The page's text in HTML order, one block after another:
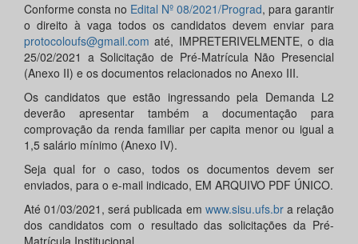
Conforme consta no Edital Nº 08/2021/Prograd, para garantir
o direito à vaga todos os candidatos devem enviar para
protocoloufs@gmail.com até, IMPRETERIVELMENTE, o dia
25/02/2021 a Solicitação de Pré-Matrícula Não Presencial
(Anexo II) e os documentos relacionados no Anexo III.
Os candidatos que estão ingressando pela Demanda L2
deverão apresentar também a documentação para
comprovação da renda familiar per capita menor ou igual a
1,5 salário mínimo (Anexo IV).
Seja qual for o caso, todos os documentos devem ser
enviados, para o e-mail indicado, EM ARQUIVO PDF ÚNICO.
Até 01/03/2021, será publicada em www.sisu.ufs.br a relação
dos candidatos com o resultado das solicitações da Pré-